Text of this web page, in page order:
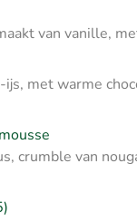
van vanille,
met warme
crumble van